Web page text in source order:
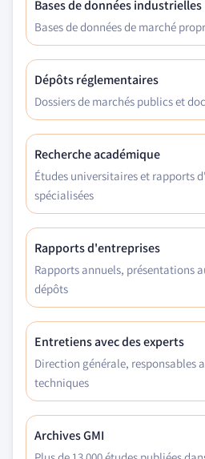
Bases de données industrielles
Bases de données de marché
Dépôts réglementaires
Dossiers de marchés publics et
Recherche académique
Études universitaires et rapports
spécialisées
Rapports d'entreprises
Rapports annuels, présentations
dépôts
Entretiens avec des experts
Direction générale, responsables
techniques
Archives GMI